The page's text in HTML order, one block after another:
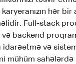
hər
Full-stack
backend
idarəetmə və
mühüm